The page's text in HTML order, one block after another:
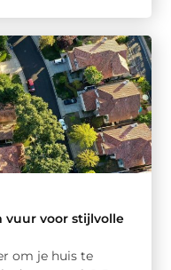
vuur voor stijlvolle
om je huis te